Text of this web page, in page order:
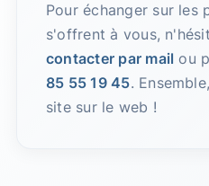
Pour échanger sur les
s'offrent à vous,
contacter par mail ou
85 55 19 45.
site sur le web !